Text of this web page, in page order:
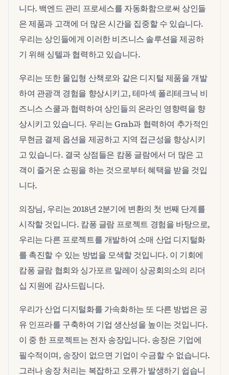
니다. 백엔드 관리 프로세스를 자동화함으로써 상인들
은 제품과 고객에 더 많은 시간을 집중할 수 있습니다.
우리는 상인들에게 이러한 비즈니스 솔루션을 제공하
기 위해 싱텔과 협력하고 있습니다.
우리는 또한 몰입형 산책로와 같은 디지털 제품을 개발
하여 관광객 경험을 향상시키고, 테마섹 폴리테크닉 비
즈니스 스쿨과 협력하여 상인들의 온라인 영향력을 향
상시키고 있습니다. 우리는 Grab과 협력하여 추가적인
무현금 결제 옵션을 제공하고 지역 접근성을 향상시키
고 있습니다. 결국 상점들은 캄퐁 글람에서 더 많은 고
객이 즐거운 쇼핑을 하는 것으로부터 혜택을 받을 것입
니다.
의장님, 우리는 2018년 2분기에 변환의 첫 번째 단계를
시작할 것입니다. 캄퐁 글람 프로젝트 경험을 바탕으로,
우리는 다른 프로젝트를 개발하여 소매 산업 디지털화
를 촉진할 수 있는 방법을 모색할 것입니다. 이 기회에
캄퐁 글람 협회와 싱가포르 말레이 상공회의소의 리더
십 지원에 감사드립니다.
우리가 산업 디지털화를 가속화하는 또 다른 방법은 공
유 인프라를 구축하여 기업 생산성을 높이는 것입니다.
이 중 한 프로젝트는 전자 송장입니다. 송장은 기업에
필수적이며, 송장이 없으면 기업이 수금할 수 없습니다.
그러나 송장 처리는 복잡하고 오류가 발생하기 쉽습니